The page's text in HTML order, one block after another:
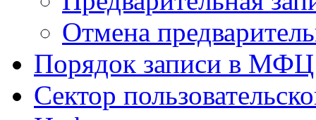
Отмена
Порядок записи в МФЦ
Сектор